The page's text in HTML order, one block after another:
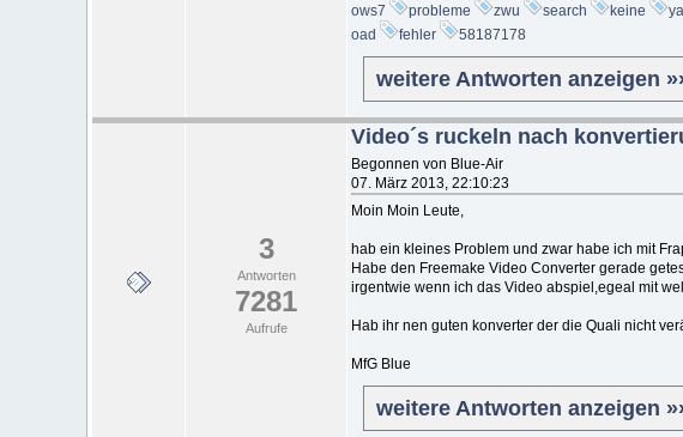
ows7
probleme zwu search keine
oad
fehler 58187178
weitere Antworten anzeigen
3
Antworten
7281
Aufrufe
Video´s ruckeln nach
Begonnen von Blue-Air
07. März 2013, 22:10:23
Moin Moin Leute,
hab ein kleines Problem und zwar habe ich mit
Habe den Freemake Video Converter gerade
irgentwie wenn ich das Video abspiel,egeal mit
Hab ihr nen guten konverter der die Quali nicht
MfG Blue
weitere Antworten anzeigen